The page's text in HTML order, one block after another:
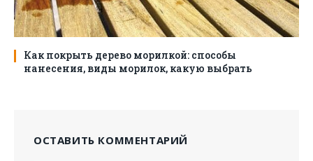
Как покрыть дерево морилкой: способы
нанесения, виды морилок, какую выбрать
ОСТАВИТЬ КОММЕНТАРИЙ